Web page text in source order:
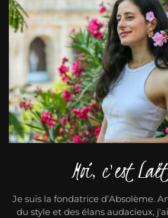
Moi, c'est
Je suis la fondatrice d’Absolème.
du style et des élans audacieux,